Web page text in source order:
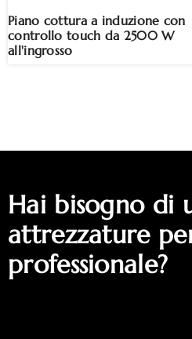
Piano cottura a induzione con
controllo touch da 2500 W
all'ingrosso
Hai bisogno di
attrezzature
professionale?